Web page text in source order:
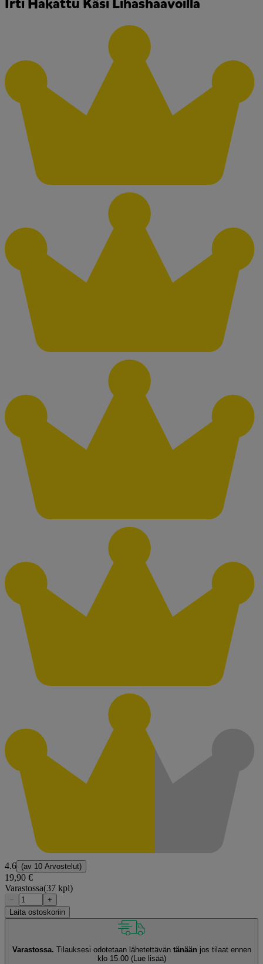
4.6 (av 10 Arvostelut)
19,90 €
Varastossa(37 kpl)
−
+
Laita ostoskoriin
Varastossa. Tilauksesi odotetaan lähetettävän tänään jos tilaat ennen
klo 15.00 (Lue lisää)